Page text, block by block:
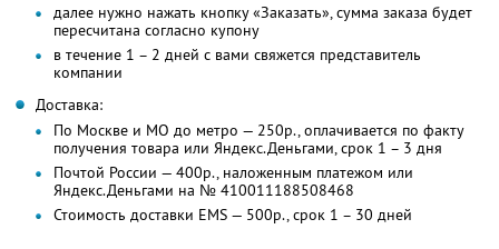
далее нужно нажать кнопку «Заказать», сумма заказа будет
пересчитана согласно купону
в течение 1 – 2 дней с вами свяжется представитель
компании
Доставка:
По Москве и МО до метро — 250р., оплачивается по факту
получения товара или Яндекс.Деньгами, срок 1 – 3 дня
Почтой России — 400р., наложенным платежом или
Яндекс.Деньгами на № 410011188508468
Стоимость доставки EMS — 500р., срок 1 – 30 дней